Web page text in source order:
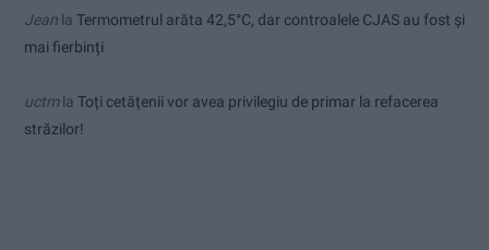
Jean la Termometrul arăta 42,5°C, dar controalele CJAS au fost și
mai fierbinți
uctmla Toți cetățenii vor avea privilegiu de primar la refacerea
străzilor!